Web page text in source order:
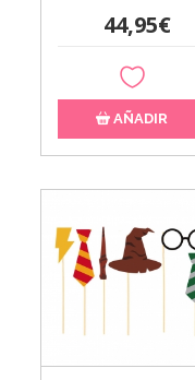
44,95€
AÑADIR